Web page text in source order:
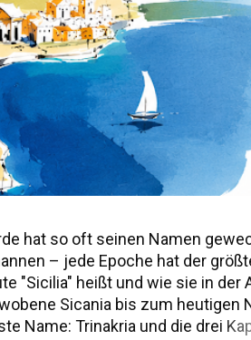
hat so oft seinen Namen
– jede Epoche hat der
"Sicilia" heißt und wie sie in der
Sicania bis zum heutigen
Name: Trinakria und die drei